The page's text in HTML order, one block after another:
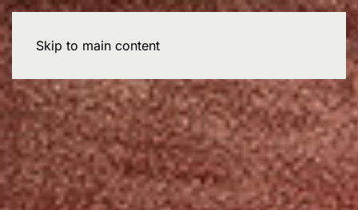
Skip to main content